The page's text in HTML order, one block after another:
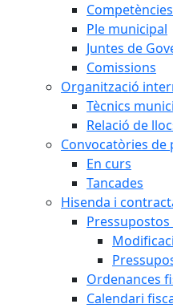
Ple municipal
Juntes de
Comissions
Organització
Tècnics
Relació de
Convocatòries de
En curs
Tancades
Hisenda i
Ordenances
Calendari